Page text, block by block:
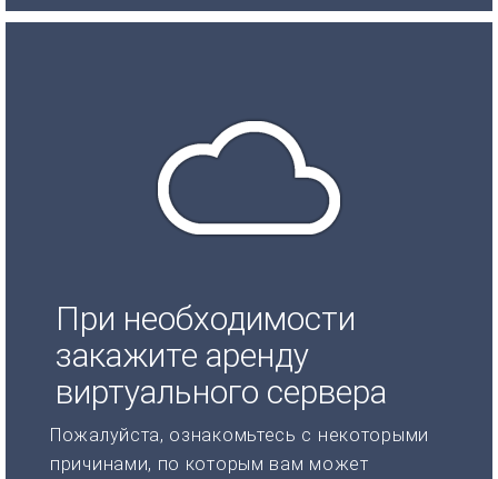
При необходимости
закажите аренду
виртуального сервера
Пожалуйста, ознакомьтесь с некоторыми
причинами, по которым вам может